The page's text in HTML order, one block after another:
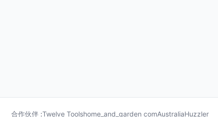
合作伙伴 :Twelve Toolshome_and_garden comAustraliaHuzzler